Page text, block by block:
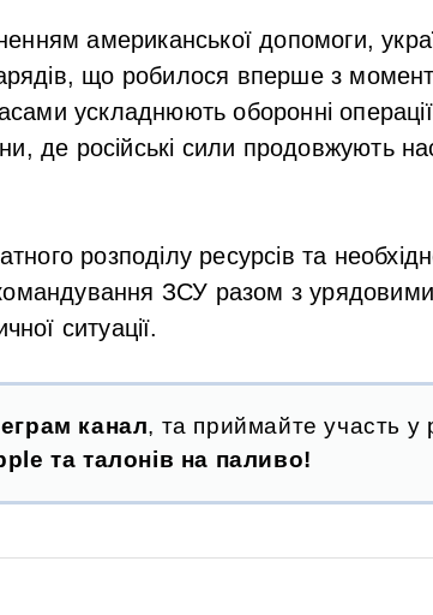
американської допомоги,
що робилося вперше з
ускладнюють оборонні
де російські сили продовжують
розподілу ресурсів та
ЗСУ разом з
ситуації.
канал, та приймайте участь у
та талонів на паливо!